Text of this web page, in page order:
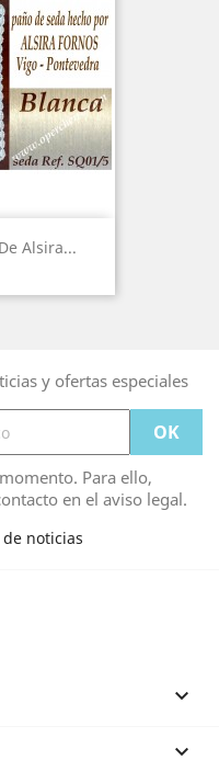
Alsira...
y ofertas especiales
Para ello,
en el aviso legal.
noticias

